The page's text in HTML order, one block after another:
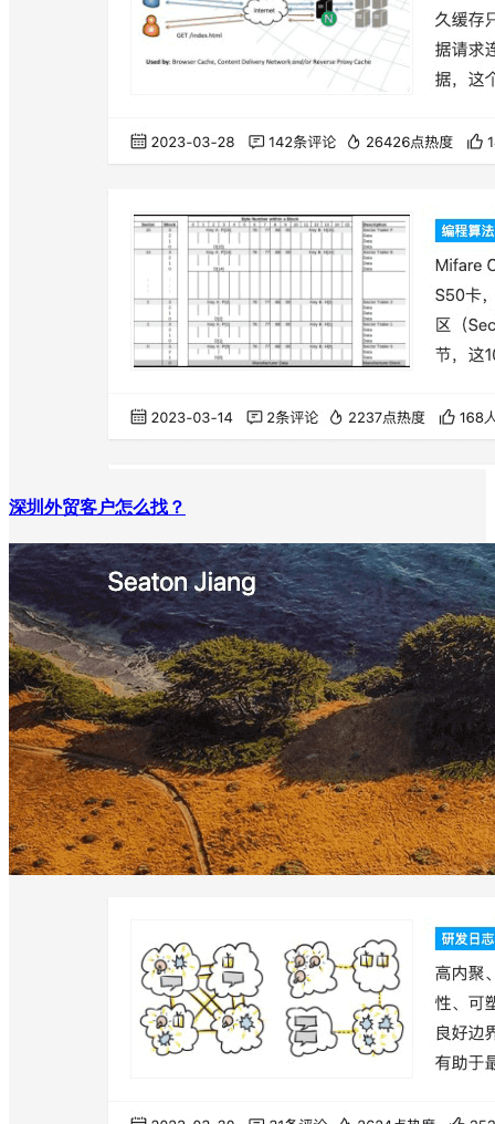
深圳外贸客户怎么找？